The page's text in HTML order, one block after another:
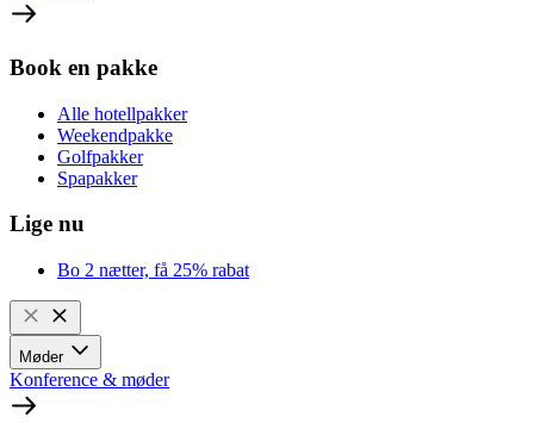
Book en pakke
Alle hotellpakker
Weekendpakke
Golfpakker
Spapakker
Lige nu
Bo 2 nætter, få 25% rabat
Møder
Konference & møder